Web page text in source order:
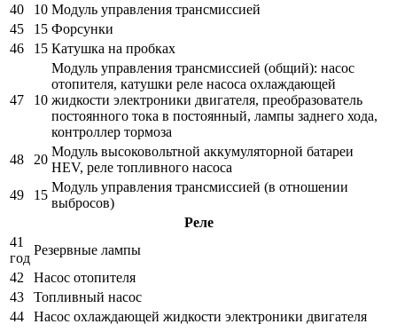
40 10 Модуль управления трансмиссией
45
15 Форсунки
46
15 Катушка на пробках
47 10
Модуль управления трансмиссией (общий): насос
отопителя, катушки реле насоса охлаждающей
жидкости электроники двигателя, преобразователь
постоянного тока в постоянный, лампы заднего хода,
контроллер тормоза
48
20
Модуль высоковольтной аккумуляторной батареи
HEV, реле топливного насоса
49
15
Модуль управления трансмиссией (в отношении
выбросов)
Реле
41
год
Резервные лампы
42
Насос отопителя
43
Топливный насос
44
Насос охлаждающей жидкости электроники двигателя